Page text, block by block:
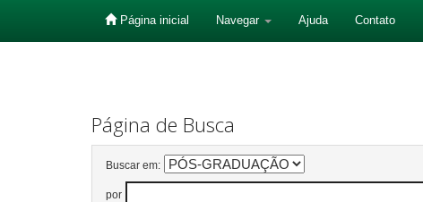
Página inicial Navegar Ajuda Contato
Página de Busca
Buscar em:
por